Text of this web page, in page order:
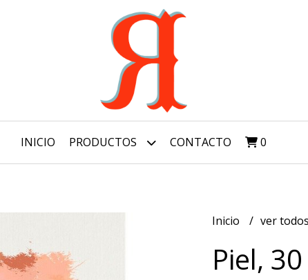
INICIO PRODUCTOS CONTACTO 0
Inicio ver todos
Piel,